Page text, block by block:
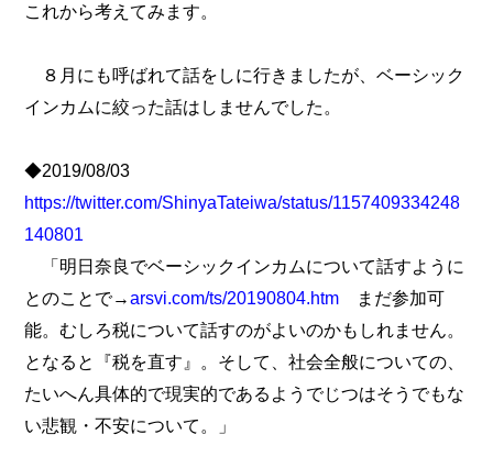
これから考えてみます。
８月にも呼ばれて話をしに行きましたが、ベーシック
インカムに絞った話はしませんでした。
◆2019/08/03
https://twitter.com/ShinyaTateiwa/status/1157409334248
140801
「明日奈良でベーシックインカムについて話すように
とのことで→arsvi.com/ts/20190804.htm まだ参加可
能。むしろ税について話すのがよいのかもしれません。
となると『税を直す』。そして、社会全般についての、
たいへん具体的で現実的であるようでじつはそうでもな
い悲観・不安について。」